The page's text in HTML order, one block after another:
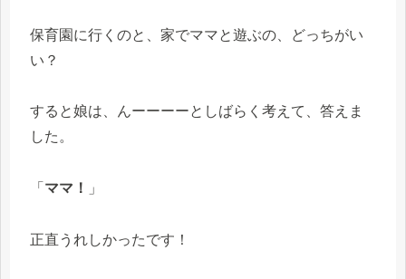
保育園に行くのと、家でママと遊ぶの、どっちがい
い？
すると娘は、んーーーーとしばらく考えて、答えま
した。
「 ママ！ 」
正直うれしかったです！